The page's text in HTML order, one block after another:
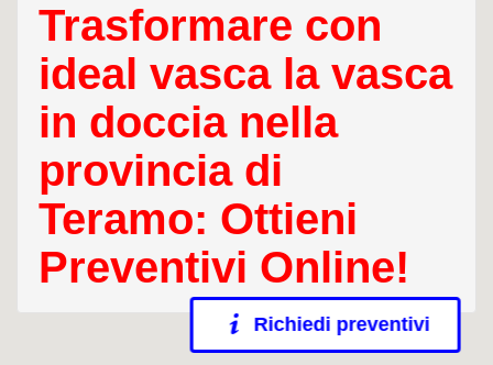
Trasformare con
ideal vasca la vasca
in doccia nella
provincia di
Teramo: Ottieni
Preventivi Online!
Richiedi preventivi